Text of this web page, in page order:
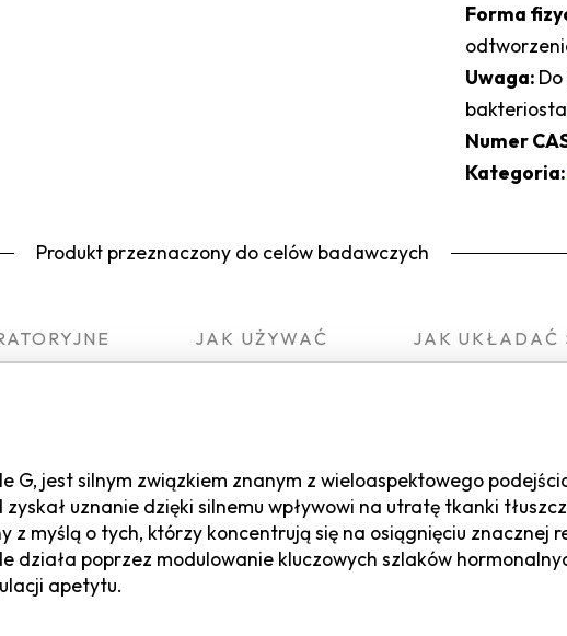
Forma
Uwaga:
Numer
Kategoria:
Produkt przeznaczony do celów badawczych
JAK UŻYWAĆ JAK UKŁADAĆ
G, jest silnym związkiem znanym z wieloaspektowego
uznanie dzięki silnemu wpływowi na utratę tkanki
myślą o tych, którzy koncentrują się na osiągnięciu znacznej
poprzez modulowanie kluczowych szlaków
apetytu.